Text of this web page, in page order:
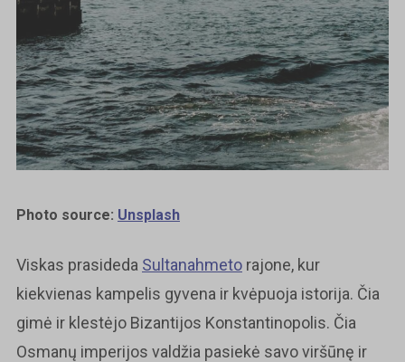
Photo source: Unsplash
Viskas prasideda Sultanahmeto rajone, kur
kiekvienas kampelis gyvena ir kvėpuoja istorija. Čia
gimė ir klestėjo Bizantijos Konstantinopolis. Čia
Osmanų imperijos valdžia pasiekė savo viršūnę ir